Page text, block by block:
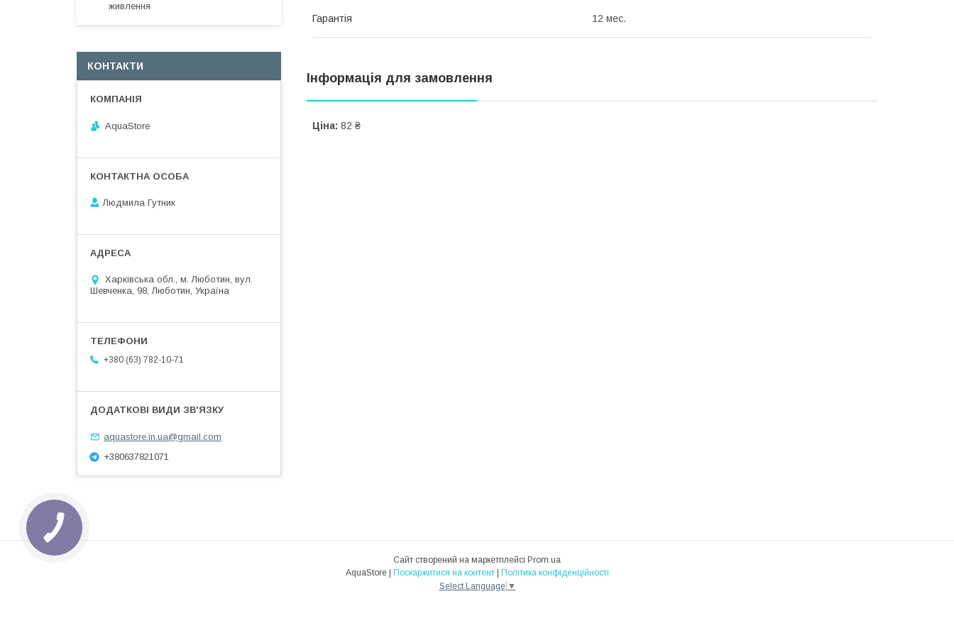
Гарантія 12 мес.
Інформація для замовлення
Ціна: 82 ₴
живлення
КОНТАКТИ
AquaStore
Людмила Гутник
Харківська обл., м. Люботин, вул.
Шевченка, 98, Люботин, Україна
+380 (63) 782-10-71
aquastore.in.ua@gmail.com
+380637821071
Сайт створений на маркетплейсі Prom.ua
Поскаржитися на контент
Політика конфіденційності
Select Language ▼